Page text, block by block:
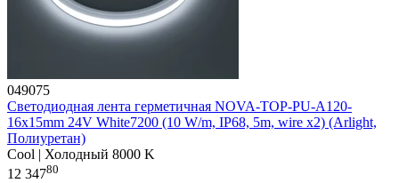
049075
Светодиодная лента герметичная NOVA-TOP-PU-A120-
16x15mm 24V White7200 (10 W/m, IP68, 5m, wire x2) (Arlight,
Полиуретан)
Cool | Холодный 8000 K
12 34780